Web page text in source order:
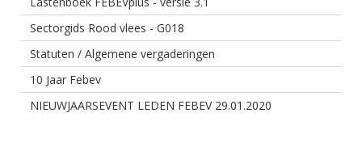
Sectorgids Rood vlees - G018
Statuten / Algemene vergaderingen
10 Jaar Febev
NIEUWJAARSEVENT LEDEN FEBEV 29.01.2020